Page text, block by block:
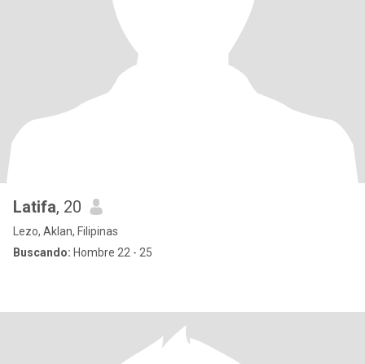
Latifa, 20
Lezo, Aklan, Filipinas
Buscando: Hombre 22 - 25